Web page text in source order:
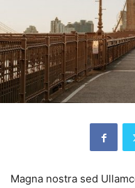
Magna nostra sed